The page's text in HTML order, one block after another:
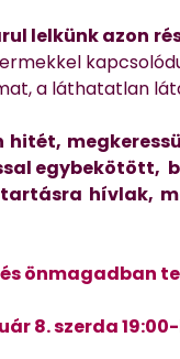
lelkünk azon
a láthatatlan
hitét,
egybekötött,
hívlak,
és önmagadban
8. szerda